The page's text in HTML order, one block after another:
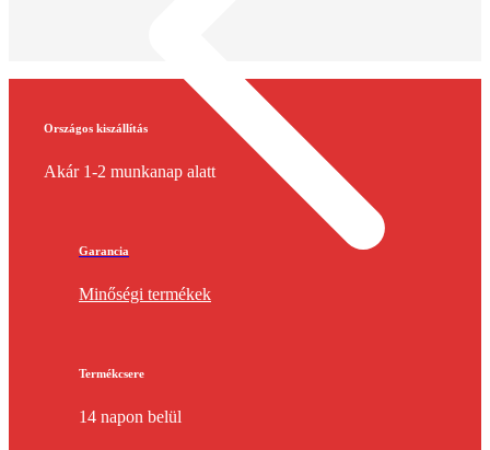
Országos kiszállítás
Akár 1-2 munkanap alatt
Garancia
Minőségi termékek
Termékcsere
14 napon belül